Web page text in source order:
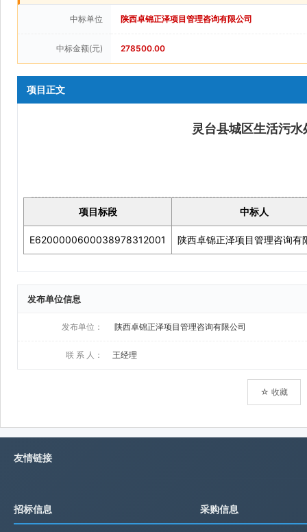
中标单位 陕西卓锦正泽项目管理咨询有限公司
中标金额(元) 278500.00
项目正文
发布单位信息
发布单位： 陕西卓锦正泽项目管理咨询有限公司
联 系 人： 王经理
☆ 收藏
友情链接
招标信息 采购信息